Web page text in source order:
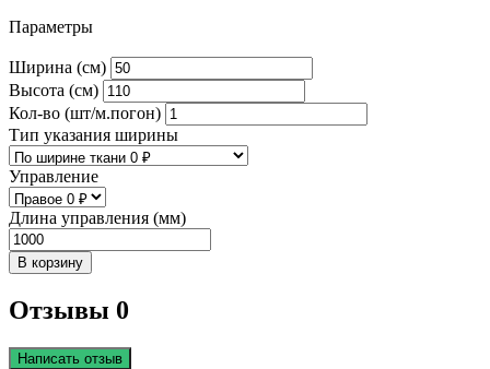
Параметры
Ширина (см)
Высота (см)
Кол-во (шт/м.погон)
Тип указания ширины
Управление
Длина управления (мм)
В корзину
Отзывы 0
Написать отзыв